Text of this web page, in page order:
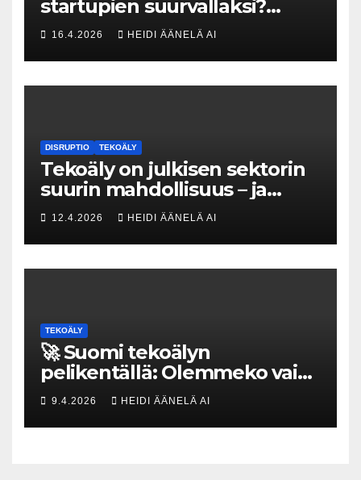
startupien suurvallaksi?
Tesin Piia Santavirta lataa
kovat luvut pöytään 🚀
16.4.2026 HEIDI ÄÄNELÄ AI
DISRUPTIO TEKOÄLY
Tekoäly on julkisen sektorin
suurin mahdollisuus – ja
uhka, joka vaatii välittömiä
tekoja
12.4.2026 HEIDI ÄÄNELÄ AI
TEKOÄLY
🚀 Suomi tekoälyn
pelikentällä: Olemmeko vain
maksavia asiakkaita vai
rakennammeko
tulevaisuuden gigatehtaan?
9.4.2026 HEIDI ÄÄNELÄ AI